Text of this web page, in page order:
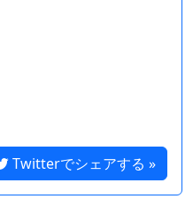
Twitterでシェアする »